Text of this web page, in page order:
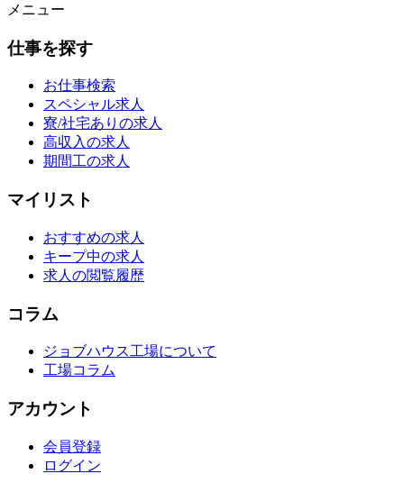
メニュー
仕事を探す
お仕事検索
スペシャル求人
寮/社宅ありの求人
高収入の求人
期間工の求人
マイリスト
おすすめの求人
キープ中の求人
求人の閲覧履歴
コラム
ジョブハウス工場について
工場コラム
アカウント
会員登録
ログイン